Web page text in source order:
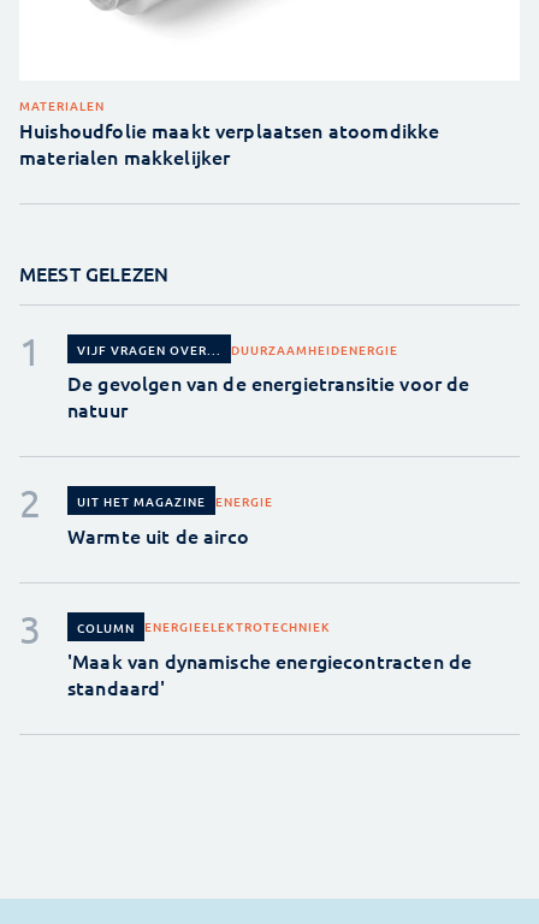
MATERIALEN
Huishoudfolie maakt verplaatsen atoomdikke
materialen makkelijker
MEEST GELEZEN
VIJF VRAGEN OVER... DUURZAAMHEIDENERGIE
De gevolgen van de energietransitie voor de
natuur
UIT HET MAGAZINE ENERGIE
Warmte uit de airco
COLUMN ENERGIEELEKTROTECHNIEK
'Maak van dynamische energiecontracten de
standaard'